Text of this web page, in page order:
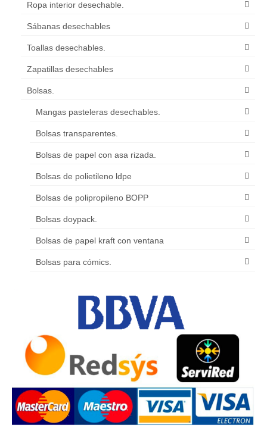
Ropa interior desechable.
Sábanas desechables
Toallas desechables.
Zapatillas desechables
Bolsas.
Mangas pasteleras desechables.
Bolsas transparentes.
Bolsas de papel con asa rizada.
Bolsas de polietileno ldpe
Bolsas de polipropileno BOPP
Bolsas doypack.
Bolsas de papel kraft con ventana
Bolsas para cómics.